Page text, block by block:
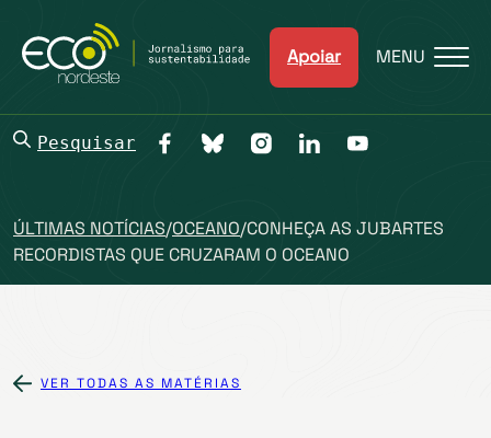
Apoiar MENU
Pesquisar
ÚLTIMAS NOTÍCIAS/OCEANO/CONHEÇA AS JUBARTES
RECORDISTAS QUE CRUZARAM O OCEANO
VER TODAS AS MATÉRIAS